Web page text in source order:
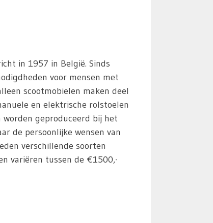
in 1957 in België. Sinds
voor mensen met
scootmobielen maken deel
en elektrische rolstoelen
geproduceerd bij het
de persoonlijke wensen van
verschillende soorten
variëren tussen de €1500,-